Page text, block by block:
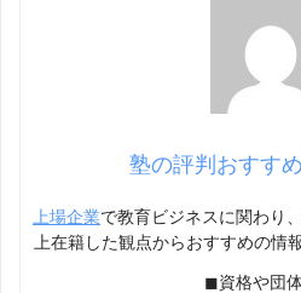
塾の評判おすす
上場企業で教育ビジネスに関わり
上在籍した観点からおすすめの情
◼︎資格や団